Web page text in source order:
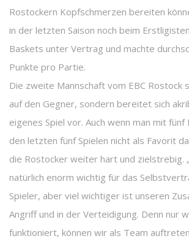
Rostockern Kopfschmerzen bereiten
in der letzten Saison noch beim
Baskets unter Vertrag und machte
Punkte pro Partie.
Die zweite Mannschaft vom EBC Rostock
auf den Gegner, sondern bereitet sich
eigenes Spiel vor. Auch wenn man mit fünf
den letzten fünf Spielen nicht als Favorit
die Rostocker weiter hart und zielstrebig.
natürlich enorm wichtig für das
Spieler, aber viel wichtiger ist unseren
Angriff und in der Verteidigung. Denn nur
funktioniert, können wir als Team